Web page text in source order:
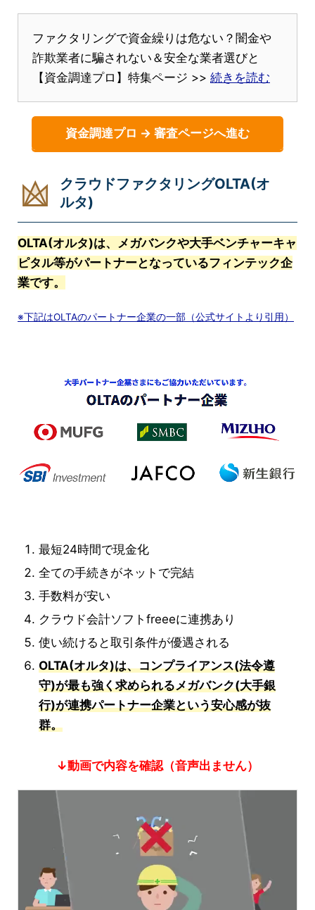
ファクタリングで資金繰りは危ない？闇金や
詐欺業者に騙されない＆安全な業者選びと
【資金調達プロ】特集ページ >> 続きを読む
資金調達プロ → 審査ページへ進む
クラウドファクタリングOLTA(オ
ルタ)
OLTA(オルタ)は、メガバンクや大手ベンチャーキャ
ピタル等がパートナーとなっているフィンテック企
業です。
※下記はOLTAのパートナー企業の一部（公式サイトより引用）
最短24時間で現金化
全ての手続きがネットで完結
手数料が安い
クラウド会計ソフトfreeeに連携あり
使い続けると取引条件が優遇される
OLTA(オルタ)は、コンプライアンス(法令遵
守)が最も強く求められるメガバンク(大手銀
行)が連携パートナー企業という安心感が抜
群。
↓動画で内容を確認（音声出ません）